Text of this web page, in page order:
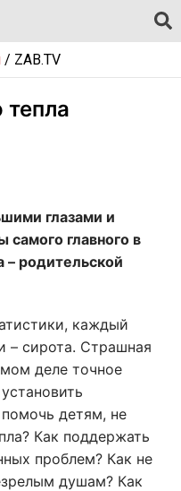
/ ZAB.TV
тепла
глазами и
главного в
– родительской
каждый
– сирота. Страшная
деле точное
детям, не
Как поддержать
проблем? Как не
душам? Как